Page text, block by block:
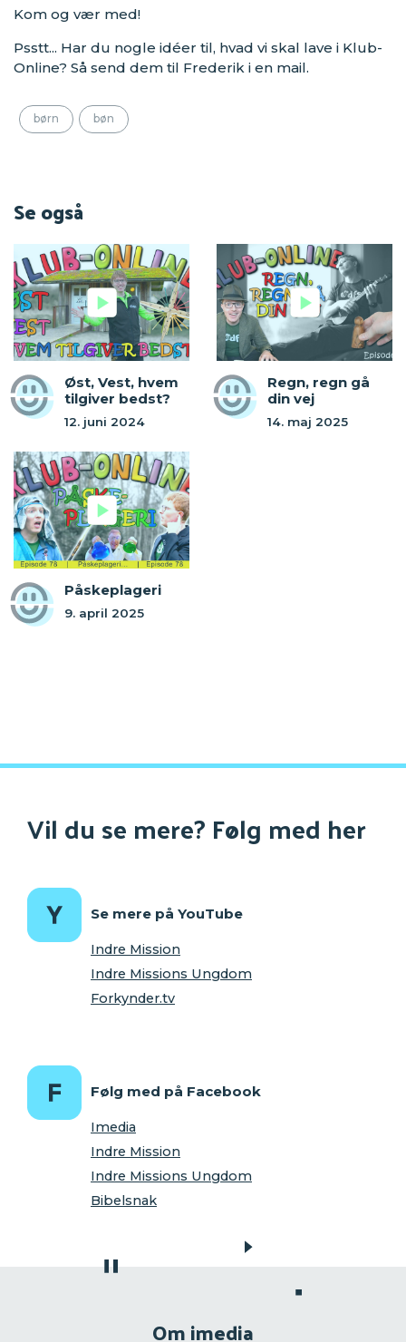
Kom og vær med!
Psstt... Har du nogle idéer til, hvad vi skal lave i Klub-
Online? Så send dem til Frederik i en mail.
børn bøn
Se også
Øst, Vest, hvem
tilgiver bedst?
12. juni 2024
Regn, regn gå
din vej
14. maj 2025
Påskeplageri
9. april 2025
Vil du se mere? Følg med her
Se mere på YouTube
Indre Mission
Indre Missions Ungdom
Forkynder.tv
Følg med på Facebook
Imedia
Indre Mission
Indre Missions Ungdom
Bibelsnak
Om imedia